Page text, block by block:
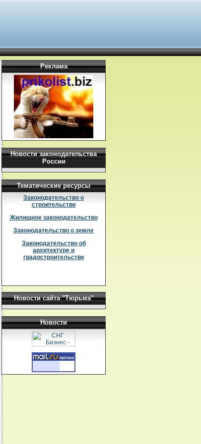
Реклама
Новости законодательства
России
Тематические ресурсы
Законодательство о
строительстве
Жилищное законодательство
Законодательство о земле
Законодательство об
архитектуре и
градостроительстве
Новости сайта "Тюрьма"
Новости